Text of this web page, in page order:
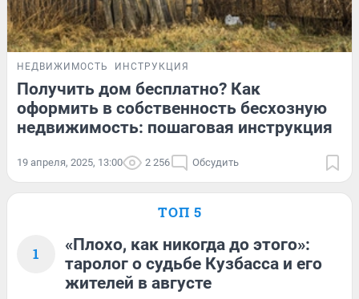
НЕДВИЖИМОСТЬ ИНСТРУКЦИЯ
Получить дом бесплатно? Как
оформить в собственность бесхозную
недвижимость: пошаговая инструкция
19 апреля, 2025, 13:00 2 256 Обсудить
ТОП 5
1
«Плохо, как никогда до этого»:
таролог о судьбе Кузбасса и его
жителей в августе